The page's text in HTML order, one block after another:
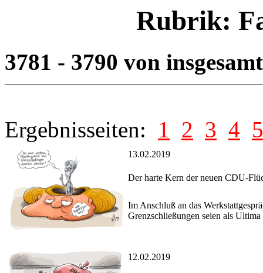
Rubrik:
3781 - 3790 von
Ergebnisseiten: 1 2 3 4 5
13.02.2019
Der harte Kern der neuen CDU-
Im Anschluß an das
Grenzschließungen seien als
12.02.2019